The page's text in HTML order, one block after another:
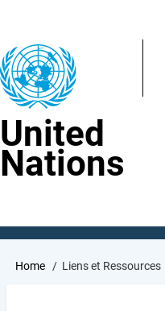
content
United
Nations
Breadcrumb
Home Liens et Ressources